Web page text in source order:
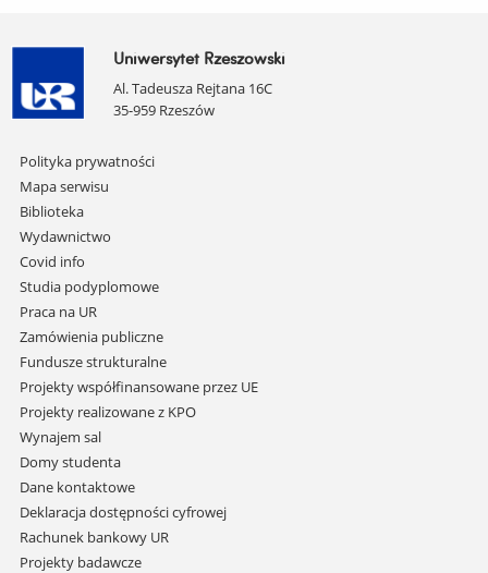
Uniwersytet Rzeszowski
Al. Tadeusza Rejtana 16C
35-959 Rzeszów
Pomiń
nawigację
i
przejdź
do
treści
Polityka prywatności
Mapa serwisu
Biblioteka
Wydawnictwo
Covid info
Studia podyplomowe
Praca na UR
Zamówienia publiczne
Fundusze strukturalne
Projekty współfinansowane przez UE
Projekty realizowane z KPO
Wynajem sal
Domy studenta
Dane kontaktowe
Deklaracja dostępności cyfrowej
Rachunek bankowy UR
Projekty badawcze